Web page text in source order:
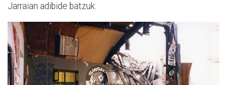
Jarraian adibide batzuk: